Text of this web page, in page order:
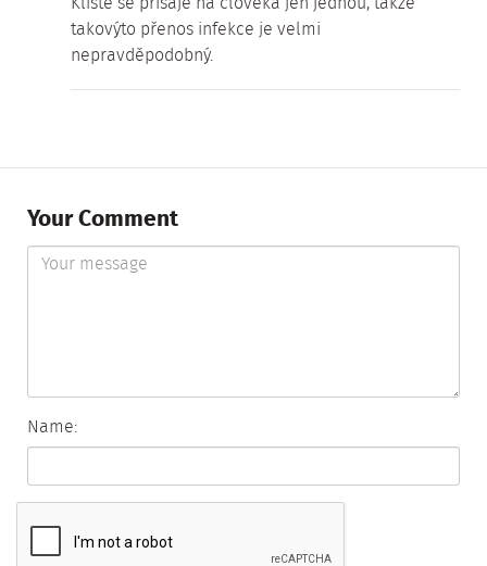
takovýto přenos infekce je velmi
nepravděpodobný.
Your Comment
Name: